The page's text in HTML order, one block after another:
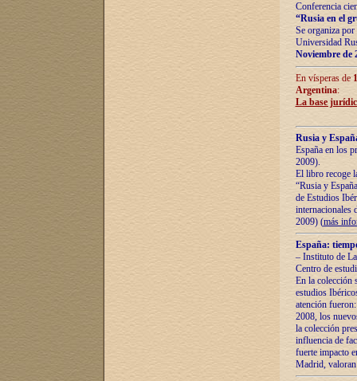
Conferencia
“Rusia en el
Se organiza
Universidad
Noviembre de
En vísperas de
Argentina:
La base
Rusia y
España en los
2009).
El libro recoge
“Rusia y
de Estudios
internacionales
2009) (más
España:
– Instituto de
Centro de
En la colección
estudios
atención
2008, los
la colección
influencia de
fuerte impacto
Madrid,